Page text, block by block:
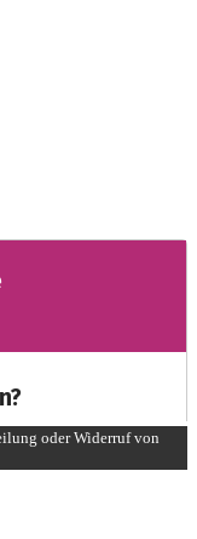
oder Widerruf von